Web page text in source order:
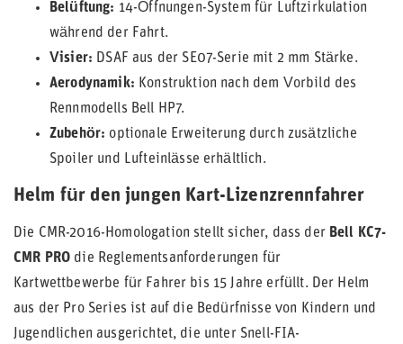
Belüftung: 14-Öffnungen-System für Luftzirkulation
während der Fahrt.
Visier: DSAF aus der SE07-Serie mit 2 mm Stärke.
Aerodynamik: Konstruktion nach dem Vorbild des
Rennmodells Bell HP7.
Zubehör: optionale Erweiterung durch zusätzliche
Spoiler und Lufteinlässe erhältlich.
Helm für den jungen Kart-Lizenzrennfahrer
Die CMR-2016-Homologation stellt sicher, dass der Bell KC7-
CMR PRO die Reglementsanforderungen für
Kartwettbewerbe für Fahrer bis 15 Jahre erfüllt. Der Helm
aus der Pro Series ist auf die Bedürfnisse von Kindern und
Jugendlichen ausgerichtet, die unter Snell-FIA-